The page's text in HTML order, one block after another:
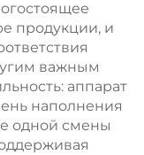
продукции, и
важным
аппарат
наполнения
одной смены